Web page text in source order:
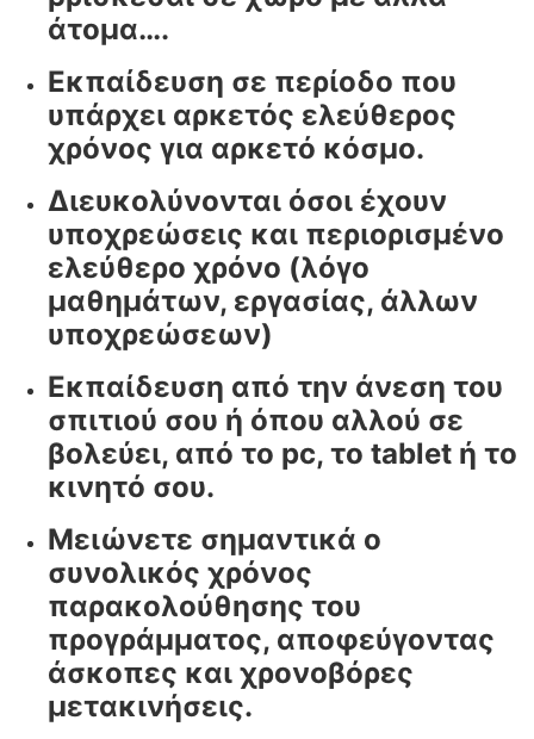
άτομα….
Εκπαίδευση σε περίοδο που
υπάρχει αρκετός ελεύθερος
χρόνος για αρκετό κόσμο.
Διευκολύνονται όσοι έχουν
υποχρεώσεις και περιορισμένο
ελεύθερο χρόνο (λόγο
μαθημάτων, εργασίας, άλλων
υποχρεώσεων)
Εκπαίδευση από την άνεση του
σπιτιού σου ή όπου αλλού σε
βολεύει, από το pc, το tablet ή το
κινητό σου.
Μειώνετε σημαντικά ο
συνολικός χρόνος
παρακολούθησης του
προγράμματος, αποφεύγοντας
άσκοπες και χρονοβόρες
μετακινήσεις.